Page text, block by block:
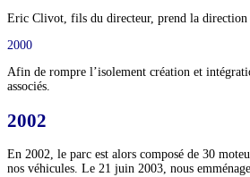
Eric Clivot, fils du directeur, prend la direction
2000
Afin de rompre l’isolement création et
associés.
2002
En 2002, le parc est alors composé de 30
nos véhicules. Le 21 juin 2003, nous